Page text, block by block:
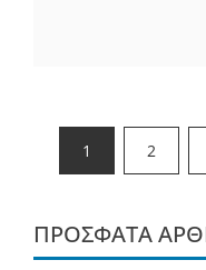
άρθρων
1 2
ΠΡΌΣΦΑΤΑ